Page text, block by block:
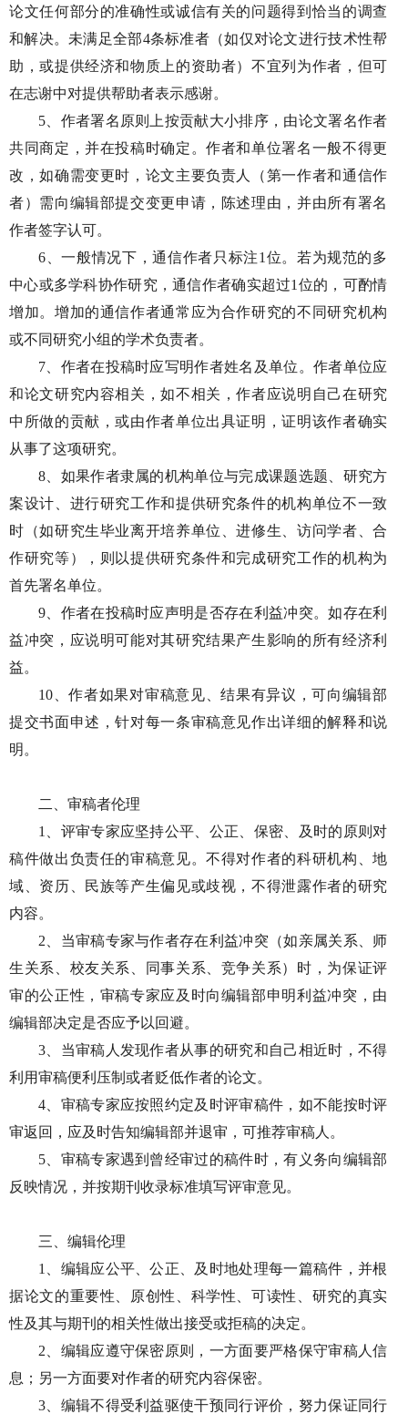
论文任何部分的准确性或诚信有关的问题得到恰当的调查
和解决。未满足全部4条标准者（如仅对论文进行技术性帮
助，或提供经济和物质上的资助者）不宜列为作者，但可
在志谢中对提供帮助者表示感谢。
5、作者署名原则上按贡献大小排序，由论文署名作者
共同商定，并在投稿时确定。作者和单位署名一般不得更
改，如确需变更时，论文主要负责人（第一作者和通信作
者）需向编辑部提交变更申请，陈述理由，并由所有署名
作者签字认可。
6、一般情况下，通信作者只标注1位。若为规范的多
中心或多学科协作研究，通信作者确实超过1位的，可酌情
增加。增加的通信作者通常应为合作研究的不同研究机构
或不同研究小组的学术负责者。
7、作者在投稿时应写明作者姓名及单位。作者单位应
和论文研究内容相关，如不相关，作者应说明自己在研究
中所做的贡献，或由作者单位出具证明，证明该作者确实
从事了这项研究。
8、如果作者隶属的机构单位与完成课题选题、研究方
案设计、进行研究工作和提供研究条件的机构单位不一致
时（如研究生毕业离开培养单位、进修生、访问学者、合
作研究等），则以提供研究条件和完成研究工作的机构为
首先署名单位。
9、作者在投稿时应声明是否存在利益冲突。如存在利
益冲突，应说明可能对其研究结果产生影响的所有经济利
益。
10、作者如果对审稿意见、结果有异议，可向编辑部
提交书面申述，针对每一条审稿意见作出详细的解释和说
明。
二、审稿者伦理
1、评审专家应坚持公平、公正、保密、及时的原则对
稿件做出负责任的审稿意见。不得对作者的科研机构、地
域、资历、民族等产生偏见或歧视，不得泄露作者的研究
内容。
2、当审稿专家与作者存在利益冲突（如亲属关系、师
生关系、校友关系、同事关系、竞争关系）时，为保证评
审的公正性，审稿专家应及时向编辑部申明利益冲突，由
编辑部决定是否应予以回避。
3、当审稿人发现作者从事的研究和自己相近时，不得
利用审稿便利压制或者贬低作者的论文。
4、审稿专家应按照约定及时评审稿件，如不能按时评
审返回，应及时告知编辑部并退审，可推荐审稿人。
5、审稿专家遇到曾经审过的稿件时，有义务向编辑部
反映情况，并按期刊收录标准填写评审意见。
三、编辑伦理
1、编辑应公平、公正、及时地处理每一篇稿件，并根
据论文的重要性、原创性、科学性、可读性、研究的真实
性及其与期刊的相关性做出接受或拒稿的决定。
2、编辑应遵守保密原则，一方面要严格保守审稿人信
息；另一方面要对作者的研究内容保密。
3、编辑不得受利益驱使干预同行评价，努力保证同行